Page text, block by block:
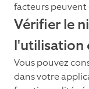
facteurs
Vérifier le
l'utilisation
Vous pouvez
dans votre